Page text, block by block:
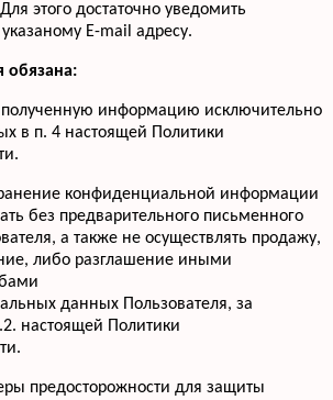
этого достаточно уведомить
E-mail адресу.
обязана:
полученную информацию исключительно
в п. 4 настоящей Политики
конфиденциальной информации
без предварительного письменного
а также не осуществлять продажу,
либо разглашение иными
данных Пользователя, за
настоящей Политики
предосторожности для защиты